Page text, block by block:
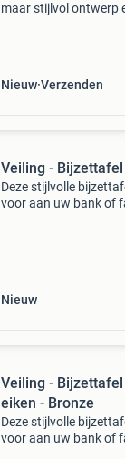
maar stijlvol ontwerp
Nieuw Verzenden
Veiling -
Deze stijlvolle
voor aan uw bank of
Nieuw
Veiling -
eiken - Bronze
Deze stijlvolle
voor aan uw bank of